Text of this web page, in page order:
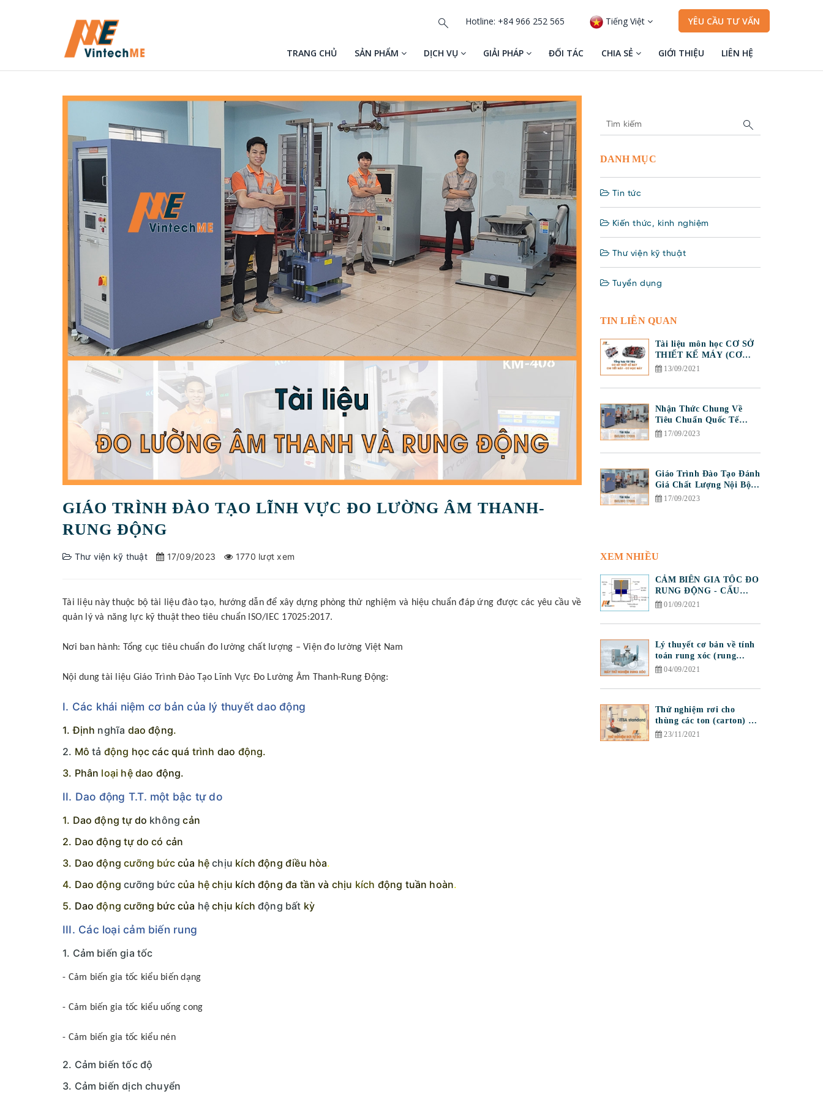
Hotline: +84 966 252 565 Tiếng Việt YÊU CẦU TƯ VẤN
TRANG CHỦ SẢN PHẨM DỊCH VỤ GIẢI PHÁP ĐỐI TÁC CHIA SẺ GIỚI THIỆU LIÊN HỆ
GIÁO TRÌNH ĐÀO TẠO LĨNH VỰC ĐO LƯỜNG ÂM THANH-
RUNG ĐỘNG
Thư viện kỹ thuật 17/09/2023 1770 lượt xem
Tài liệu này thuộc bộ tài liệu đào tạo, hướng dẫn để xây dựng phòng thử nghiệm và hiệu chuẩn đáp ứng được các yêu cầu về
quản lý và năng lực kỹ thuật theo tiêu chuẩn ISO/IEC 17025:2017.
Nơi ban hành: Tổng cục tiêu chuẩn đo lường chất lượng – Viện đo lường Việt Nam
Nội dung tài liệu Giáo Trình Đào Tạo Lĩnh Vực Đo Lường Âm Thanh-Rung Động:
I. Các khái niệm cơ bản của lý thuyết dao động
1.Định nghĩa daođộng.
2. Môtả động họccácquá trình dao động.
3. Phân loại hệ dao động.
II. Dao động T.T. một bậc tự do
1. Daođộngtự do khôngcản
2. Daođộngtự docó cản
3. Daođộngcưỡng bức của hệchịu kíchđộng điều hòa.
4. Daođộngcưỡng bức của hệchịu kíchđộng đa tầnvà chịu kích động tuần hoàn.
5. Daođộngcưỡng bứccủa hệchịu kíchđộng bất kỳ
III. Các loại cảm biến rung
1. Cảm biến gia tốc
- Cảm biến gia tốc kiểu biến dạng
- Cảm biến gia tốc kiểu uống cong
- Cảm biến gia tốc kiểu nén
2. Cảm biến tốc độ
3. Cảm biến dịch chuyển
DANH MỤC
Tin tức
Kiến thức, kinh nghiệm
Thư viện kỹ thuật
Tuyển dụng
TIN LIÊN QUAN
Tài liệu môn học CƠ SỞ
THIẾT KẾ MÁY (CƠ
HỌC MÁY)
13/09/2021
Nhận Thức Chung Về
Tiêu Chuẩn Quốc Tế
ISO/IEC 17025:2017
17/09/2023
Giáo Trình Đào Tạo Đánh
Giá Chất Lượng Nội Bộ
Hệ Thống Quản Lý
17/09/2023
XEM NHIỀU
CẢM BIẾN GIA TỐC ĐO
RUNG ĐỘNG - CẤU
TẠO VÀ NGUYÊN LÝ
01/09/2021
Lý thuyết cơ bản về tính
toán rung xóc (rung
động)
04/09/2021
Thử nghiệm rơi cho
thùng các ton (carton) và
7 điều cần biết
23/11/2021